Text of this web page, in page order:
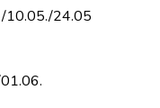
10.05./24.05